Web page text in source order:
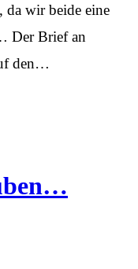
wir beide eine
Der Brief an
den…